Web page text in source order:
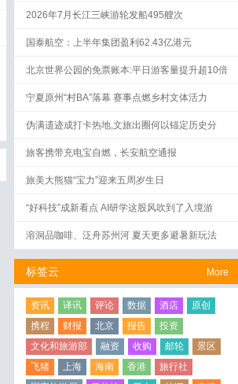
2026年7月长江三峡游轮发船495艘次
国泰航空：上半年集团盈利62.43亿港元
北京世界公园的免票账本:平日游客量提升超10倍
宁夏原州“村BA”落幕 赛事点燃乡村文体活力
伪满遗迹成打卡热地,文旅出圈何以锚定历史分
旅客携带充电宝自燃，长安航空通报
旅美大熊猫“宝力”迎来五周岁生日
“好科技”成新看点 AI研学这股风吹到了入境游
溶洞品咖啡、泛舟苏州河 夏天更多避暑新玩法
More
标签云
资讯 译讯 评论 数据 酒店
原创
携程
财报 北京 报告
投资
文化和旅游部
融资 收购 邮轮
景区
飞猪
上海 海南 香港
旅行社